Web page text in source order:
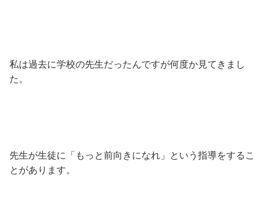
私は過去に学校の先生だったんですが何度か見てきまし
た。
先生が生徒に「もっと前向きになれ」という指導をするこ
とがあります。